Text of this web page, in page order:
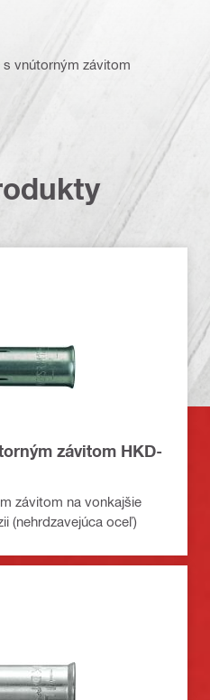
vnútorným závitom
závitom HKD-
závitom na vonkajšie
(nehrdzavejúca oceľ)